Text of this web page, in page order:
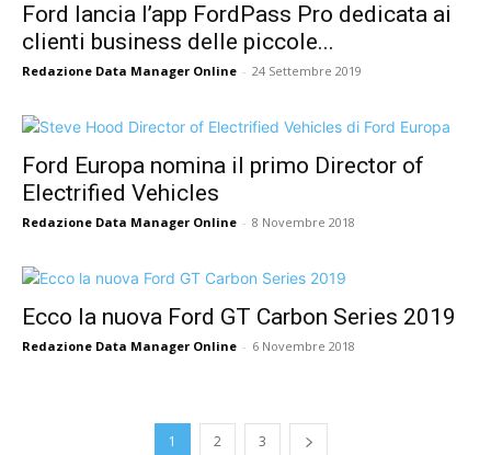
Ford lancia l’app FordPass Pro dedicata ai
clienti business delle piccole...
Redazione Data Manager Online - 24 Settembre 2019
Ford Europa nomina il primo Director of
Electrified Vehicles
Redazione Data Manager Online - 8 Novembre 2018
Ecco la nuova Ford GT Carbon Series 2019
Redazione Data Manager Online - 6 Novembre 2018
1 2 3